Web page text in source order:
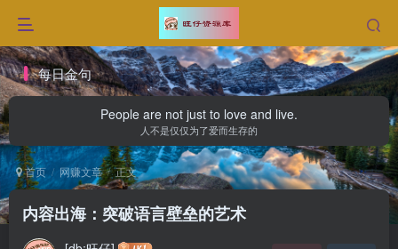
每日金句
People are not just to love and live.
人不是仅仅为了爱而生存的
首页 网赚文章 正文
内容出海：突破语言壁垒的艺术